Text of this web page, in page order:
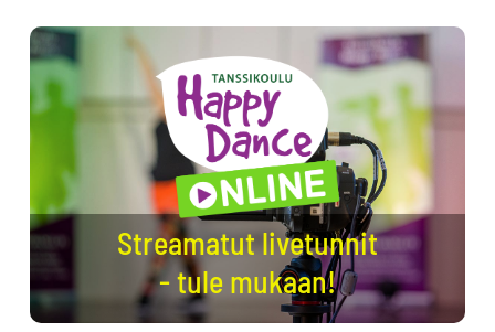
Streamatut livetunnit
- tule mukaan!